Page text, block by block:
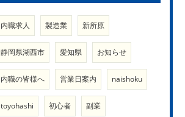
内職求人 製造業 新所原
静岡県湖西市 愛知県 お知らせ
内職の皆様へ 営業日案内 naishoku
toyohashi 初心者 副業